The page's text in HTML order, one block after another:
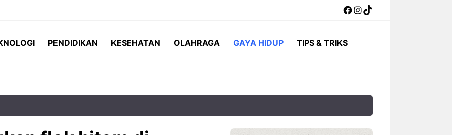
Facebook
Instagram
TikTok
PENDIDIKAN KESEHATAN OLAHRAGA GAYA HIDUP TIPS & TRIKS